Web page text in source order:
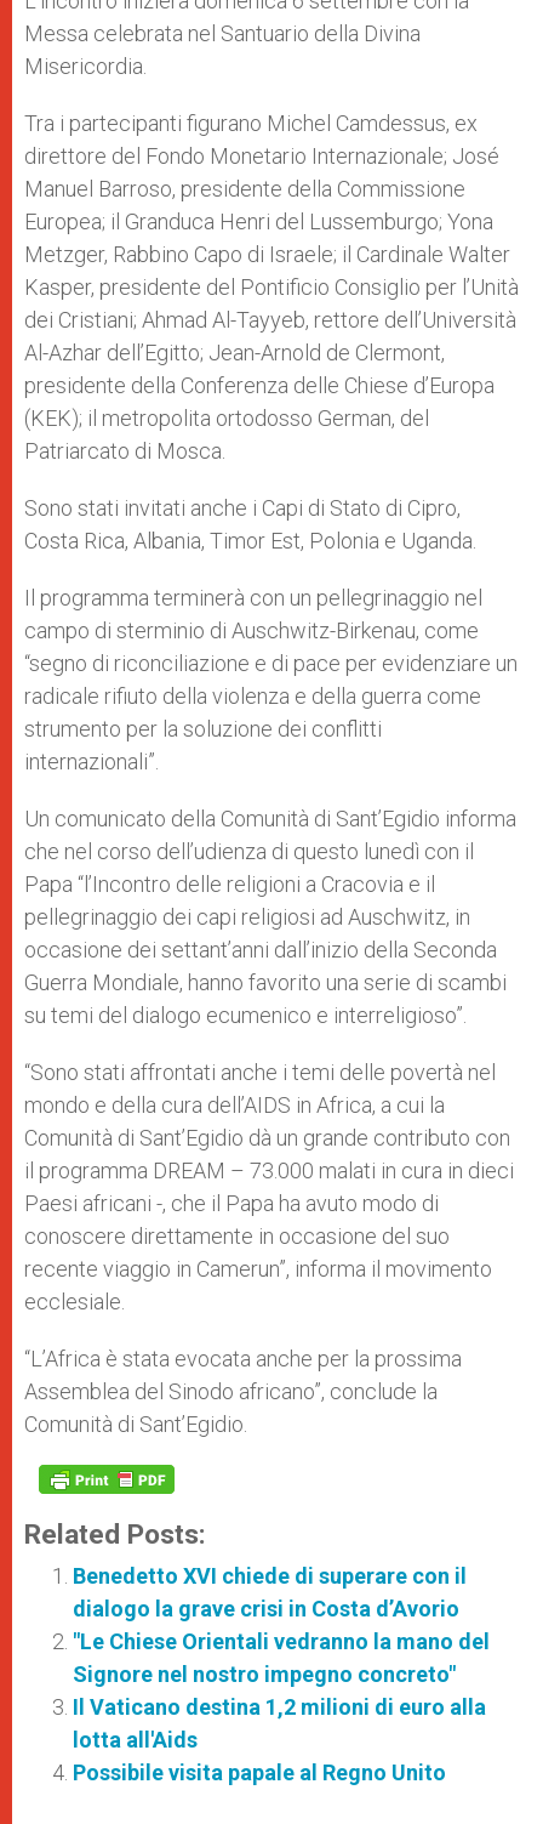
Messa celebrata nel Santuario della Divina
Misericordia.
Tra i partecipanti figurano Michel Camdessus, ex
direttore del Fondo Monetario Internazionale; José
Manuel Barroso, presidente della Commissione
Europea; il Granduca Henri del Lussemburgo; Yona
Metzger, Rabbino Capo di Israele; il Cardinale Walter
Kasper, presidente del Pontificio Consiglio per l’Unità
dei Cristiani; Ahmad Al-Tayyeb, rettore dell’Università
Al-Azhar dell’Egitto; Jean-Arnold de Clermont,
presidente della Conferenza delle Chiese d’Europa
(KEK); il metropolita ortodosso German, del
Patriarcato di Mosca.
Sono stati invitati anche i Capi di Stato di Cipro,
Costa Rica, Albania, Timor Est, Polonia e Uganda.
Il programma terminerà con un pellegrinaggio nel
campo di sterminio di Auschwitz-Birkenau, come
“segno di riconciliazione e di pace per evidenziare un
radicale rifiuto della violenza e della guerra come
strumento per la soluzione dei conflitti
internazionali”.
Un comunicato della Comunità di Sant’Egidio informa
che nel corso dell’udienza di questo lunedì con il
Papa “l’Incontro delle religioni a Cracovia e il
pellegrinaggio dei capi religiosi ad Auschwitz, in
occasione dei settant’anni dall’inizio della Seconda
Guerra Mondiale, hanno favorito una serie di scambi
su temi del dialogo ecumenico e interreligioso”.
“Sono stati affrontati anche i temi delle povertà nel
mondo e della cura dell’AIDS in Africa, a cui la
Comunità di Sant’Egidio dà un grande contributo con
il programma DREAM – 73.000 malati in cura in dieci
Paesi africani -, che il Papa ha avuto modo di
conoscere direttamente in occasione del suo
recente viaggio in Camerun”, informa il movimento
ecclesiale.
“L’Africa è stata evocata anche per la prossima
Assemblea del Sinodo africano”, conclude la
Comunità di Sant’Egidio.
Related Posts:
Benedetto XVI chiede di superare con il
dialogo la grave crisi in Costa d’Avorio
"Le Chiese Orientali vedranno la mano del
Signore nel nostro impegno concreto"
Il Vaticano destina 1,2 milioni di euro alla
lotta all'Aids
Possibile visita papale al Regno Unito